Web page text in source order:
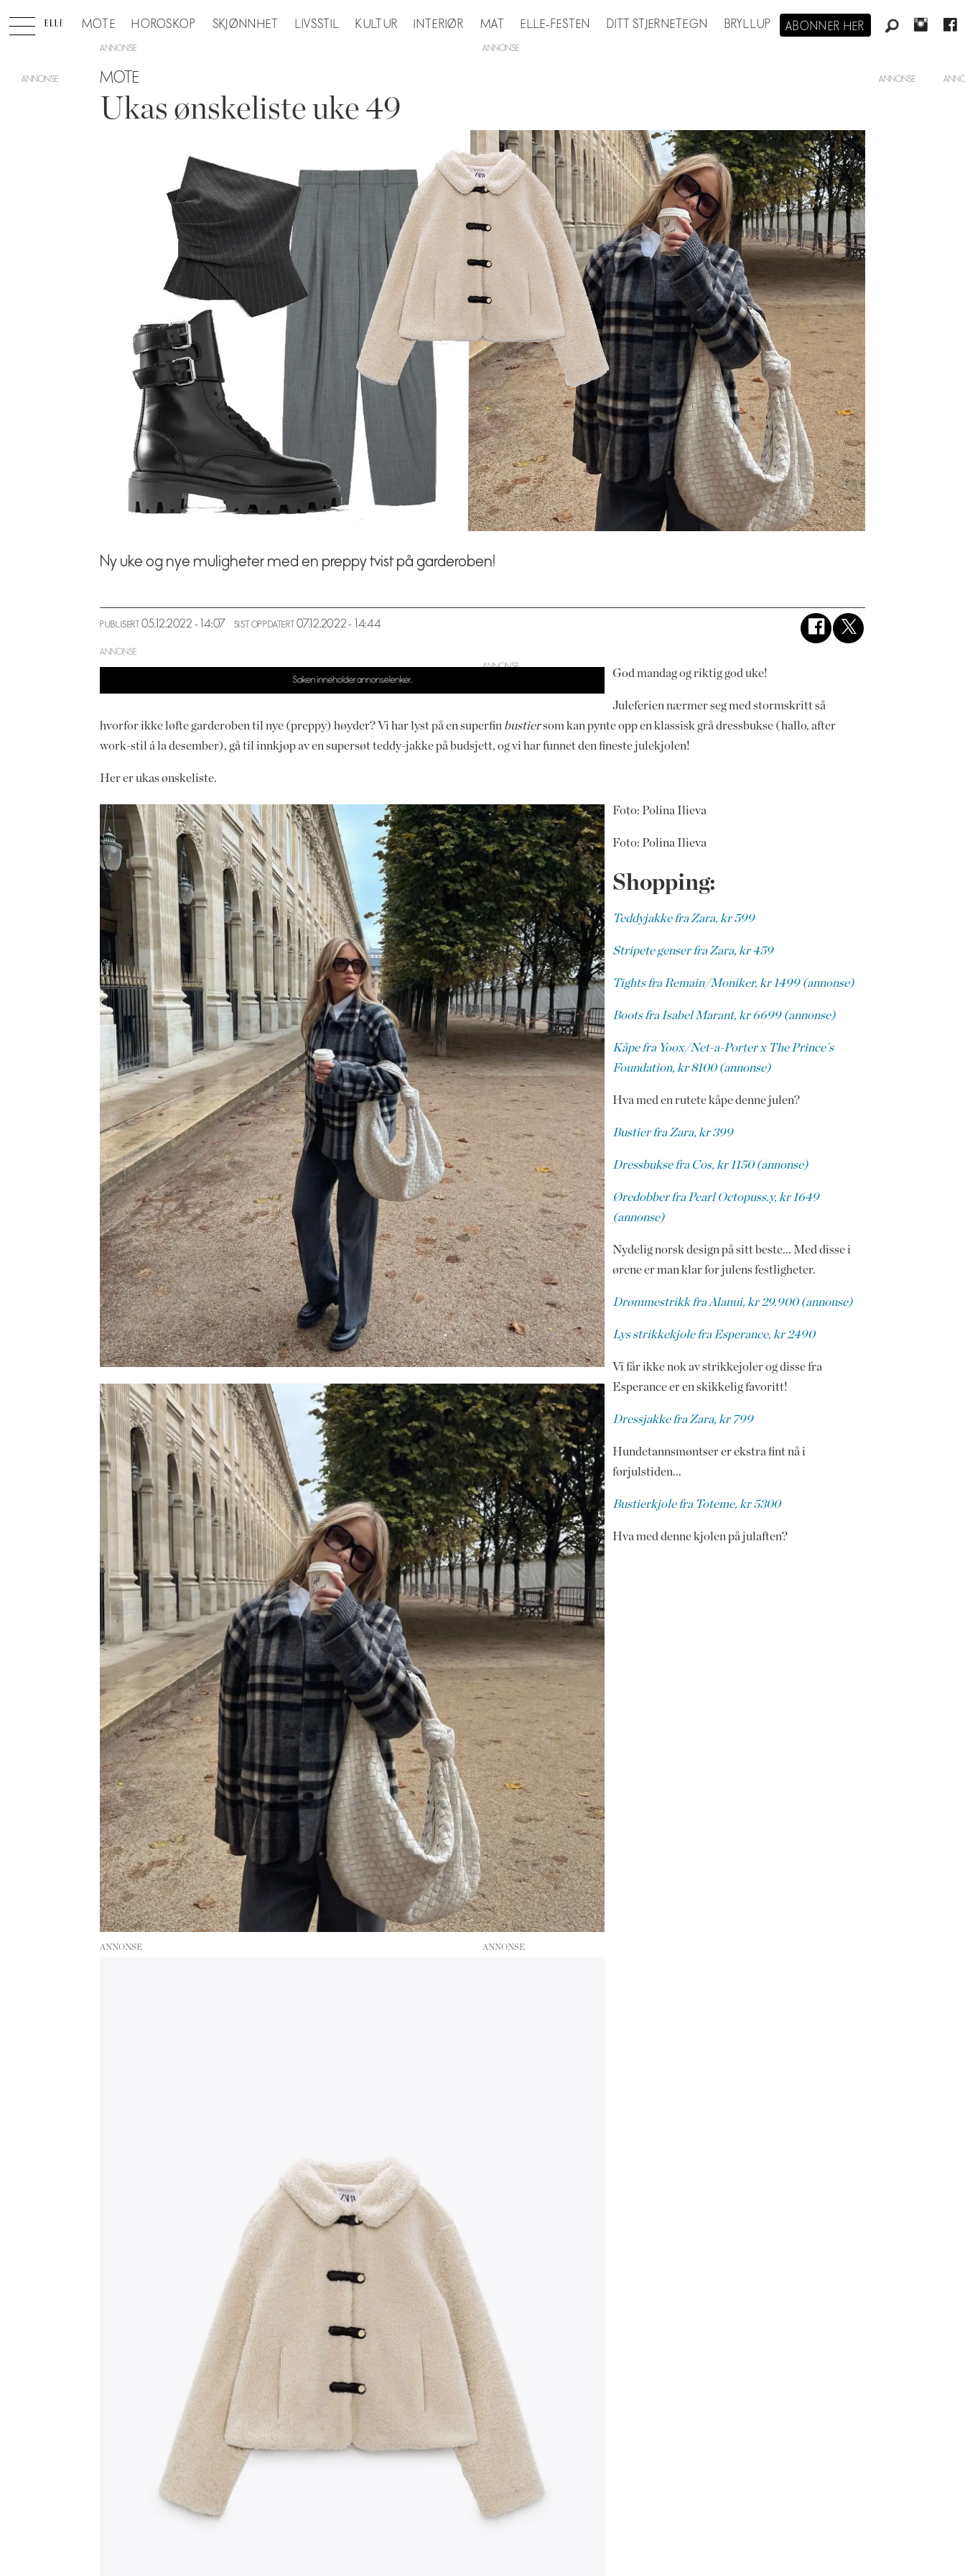
MOTE HOROSKOP SKJØNNHET LIVSSTIL KULTUR INTERIØR MAT ELLE-FESTEN DITT STJERNETEGN BRYLLUP ABONNER HER
ANNONSE
MOTE
Ukas ønskeliste uke 49
Ny uke og nye muligheter med en preppy tvist på garderoben!
PUBLISERT 05.12.2022 - 14:07 SIST OPPDATERT 07.12.2022 - 14:44
ANNONSE
God mandag og riktig god uke!
Juleferien nærmer seg med stormskritt så
hvorfor ikke løfte garderoben til nye (preppy) høyder? Vi har lyst på en superfin bustiersom kan pynte opp en klassisk grå dressbukse (hallo, after
work-stil á la desember), gå til innkjøp av en supersøt teddy-jakke på budsjett, og vi har funnet den fineste julekjolen!
Her er ukas ønskeliste.
Foto: Polina Ilieva
Foto: Polina Ilieva
ANNONSE
Shopping:
Teddyjakke fra Zara, kr 599
Stripete genser fra Zara, kr 459
Tights fra Remain/Moniker, kr 1499 (annonse)
Boots fra Isabel Marant, kr 6699 (annonse)
Kåpe fra Yoox/Net-a-Porter x The Prince´s
Foundation, kr 8100 (annonse)
Hva med en rutete kåpe denne julen?
Bustier fra Zara, kr 399
Dressbukse fra Cos, kr 1150 (annonse)
Øredobber fra Pearl Octopuss.y, kr 1649
(annonse)
Nydelig norsk design på sitt beste... Med disse i
ørene er man klar for julens festligheter.
Drømmestrikk fra Alanui, kr 29.900 (annonse)
Lys strikkekjole fra Esperance, kr 2490
Vi får ikke nok av strikkejoler og disse fra
Esperance er en skikkelig favoritt!
Dressjakke fra Zara, kr 799
Hundetannsmøntser er ekstra fint nå i
førjulstiden...
Bustierkjole fra Toteme, kr 5300
Hva med denne kjolen på julaften?
ANNONSE